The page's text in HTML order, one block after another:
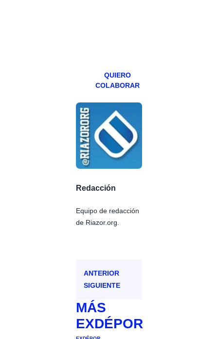
QUIERO
COLABORAR
Redacción
Equipo de redacción
de Riazor.org.
ANTERIOR
SIGUIENTE
MÁS
EXDÉPOR